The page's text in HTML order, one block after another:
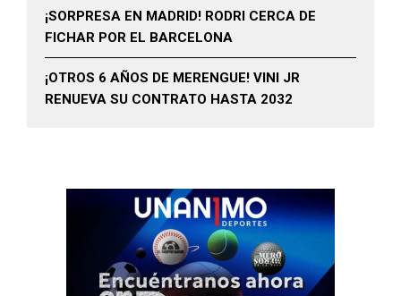
¡SORPRESA EN MADRID! RODRI CERCA DE
FICHAR POR EL BARCELONA
¡OTROS 6 AÑOS DE MERENGUE! VINI JR
RENUEVA SU CONTRATO HASTA 2032